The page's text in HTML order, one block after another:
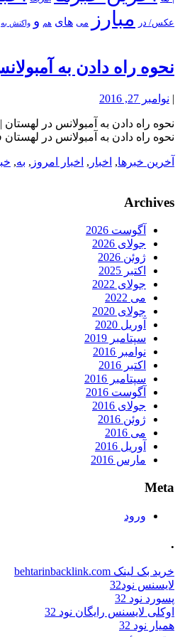
عکس/ در مبارز می های هم و واکنش به
نحوه راه دادن به
| نوامبر 27, 2016
نحوه راه دادن به آمبولانس در لهستان
نحوه راه دادن به آمبولانس در لهستان
آخرین خبرها, اخبار , اخبار امروز , به,
Archives
آگوست 2026
جولای 2026
ژوئن 2026
اکتبر 2025
جولای 2022
می 2022
جولای 2020
آوریل 2020
سپتامبر 2019
نوامبر 2016
اکتبر 2016
سپتامبر 2016
آگوست 2016
جولای 2016
ژوئن 2016
می 2016
آوریل 2016
مارس 2016
Meta
ورود
.
خرید بک لینک behtarinbacklink.com
لایسنس نود32
پسورد نود 32
اوکلی لایسنس رایگان نود 32
همیار نود 32